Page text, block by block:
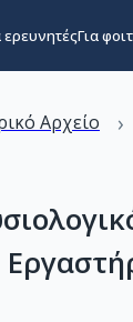
ερευνητέςΓια
Αρχείο ›